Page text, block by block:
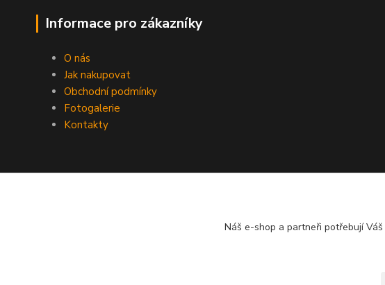
Informace pro zákazníky
O nás
Jak nakupovat
Obchodní podmínky
Fotogalerie
Kontakty
Náš e-shop a partneři potřebují Váš